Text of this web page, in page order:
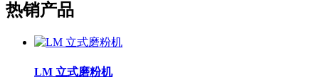
热销产品
LM 立式磨粉机